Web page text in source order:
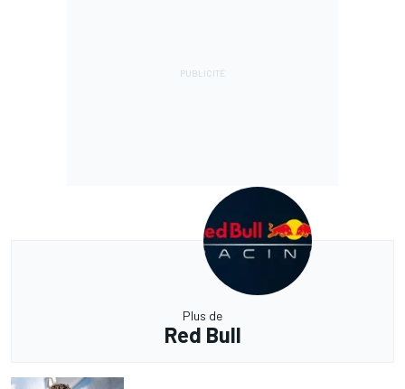
Plus de
Red Bull